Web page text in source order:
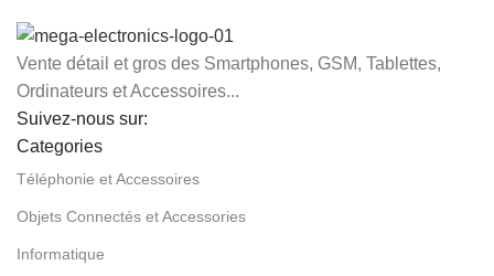
Vente détail et gros des Smartphones, GSM, Tablettes,
Ordinateurs et Accessoires...
Suivez-nous sur:
Categories
Téléphonie et Accessoires
Objets Connectés et Accessories
Informatique